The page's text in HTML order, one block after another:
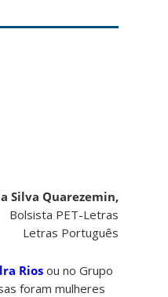
Silva Quarezemin,
Bolsista PET-Letras
Letras Português
Rios ou no Grupo
foram mulheres